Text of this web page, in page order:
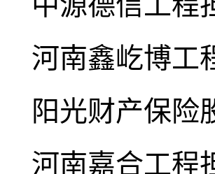
河南鑫屹博工
阳光财产保险
河南嘉合工程